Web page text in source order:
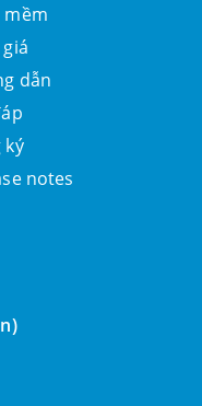
mềm
dẫn
ký
notes